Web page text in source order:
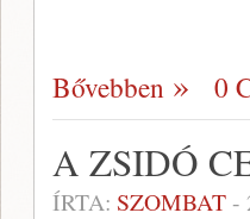
Bővebben 0
A ZSIDÓ
ÍRTA: SZOMBAT-